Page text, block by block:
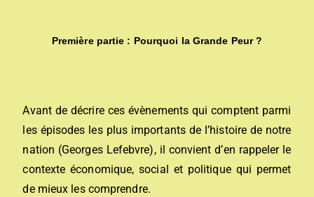
Première partie : Pourquoi la Grande Peur ?
Avant de décrire ces évènements qui comptent parmi
les épisodes les plus importants de l’histoire de notre
nation (Georges Lefebvre), il convient d’en rappeler le
contexte économique, social et politique qui permet
de mieux les comprendre.